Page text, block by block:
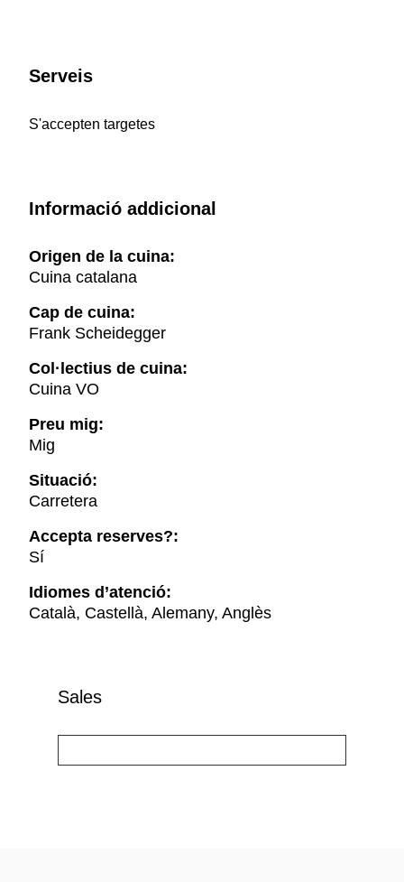
Serveis
S'accepten targetes
Informació addicional
Origen de la cuina:
Cuina catalana
Cap de cuina:
Frank Scheidegger
Col·lectius de cuina:
Cuina VO
Preu mig:
Mig
Situació:
Carretera
Accepta reserves?:
Sí
Idiomes d’atenció:
Català, Castellà, Alemany, Anglès
Sales